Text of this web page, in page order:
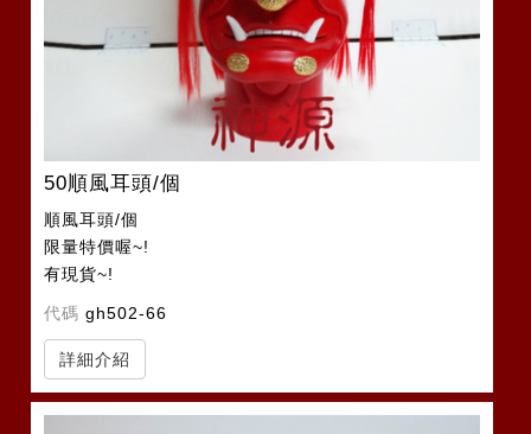
50順風耳頭/個
順風耳頭/個
限量特價喔~!
有現貨~!
代碼 gh502-66
詳細介紹